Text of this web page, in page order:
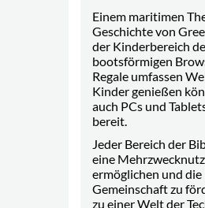
Einem maritimen
Geschichte von
der Kinderbereich
bootsförmigen
Regale umfassen
Kinder genießen
auch PCs und
bereit.
Jeder Bereich der
eine
ermöglichen und
Gemeinschaft zu
zu einer Welt der